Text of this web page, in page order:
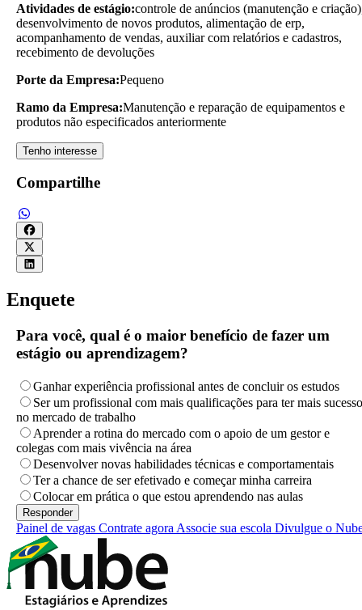
Atividades de estágio:controle de anúncios (manutenção e
desenvolvimento de novos produtos, alimentação de erp,
acompanhamento de vendas, auxiliar com relatórios e cadastros,
recebimento de devoluções
Porte da Empresa:Pequeno
Ramo da Empresa:Manutenção e reparação de equipamentos e
produtos não especificados anteriormente
Tenho interesse
Compartilhe
Enquete
Para você, qual é o maior benefício de fazer um
estágio ou aprendizagem?
Ganhar experiência profissional antes de concluir os estudos
Ser um profissional com mais qualificações para ter mais sucesso
no mercado de trabalho
Aprender a rotina do mercado com o apoio de um gestor e
colegas com mais vivência na área
Desenvolver novas habilidades técnicas e comportamentais
Ter a chance de ser efetivado e começar minha carreira
Colocar em prática o que estou aprendendo nas aulas
Painel de vagas Contrate agora Associe sua escola Divulgue o